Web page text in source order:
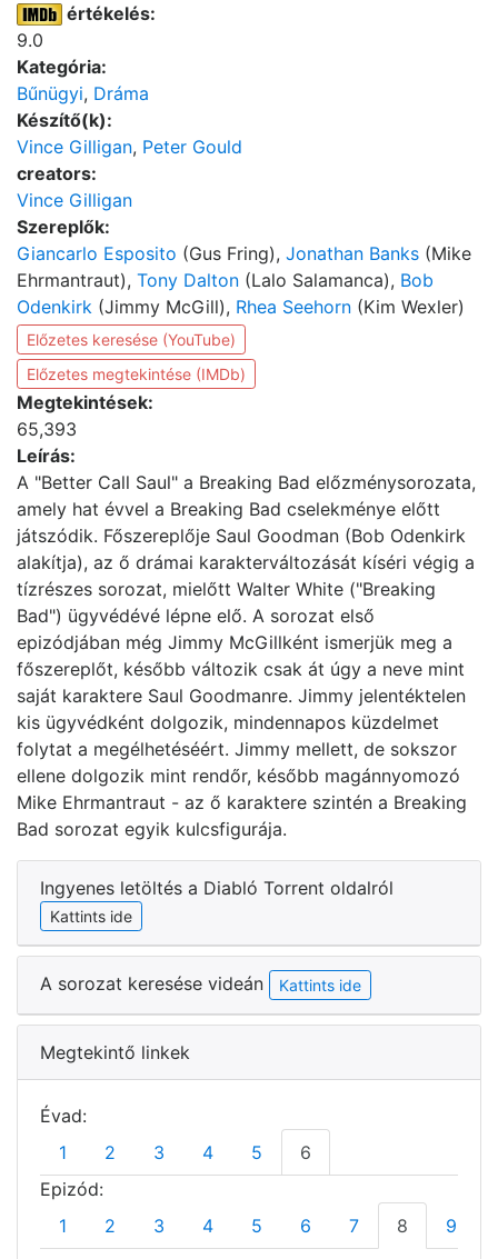
értékelés:
9.0
Kategória:
Bűnügyi, Dráma
Készítő(k):
Vince Gilligan, Peter Gould
creators:
Vince Gilligan
Szereplők:
Giancarlo Esposito (Gus Fring), Jonathan Banks (Mike
Ehrmantraut), Tony Dalton (Lalo Salamanca), Bob
Odenkirk (Jimmy McGill), Rhea Seehorn (Kim Wexler)
Előzetes keresése (YouTube)
Előzetes megtekintése (IMDb)
Megtekintések:
65,393
Leírás:
A "Better Call Saul" a Breaking Bad előzménysorozata,
amely hat évvel a Breaking Bad cselekménye előtt
játszódik. Főszereplője Saul Goodman (Bob Odenkirk
alakítja), az ő drámai karakterváltozását kíséri végig a
tízrészes sorozat, mielőtt Walter White ("Breaking
Bad") ügyvédévé lépne elő. A sorozat első
epizódjában még Jimmy McGillként ismerjük meg a
főszereplőt, később változik csak át úgy a neve mint
saját karaktere Saul Goodmanre. Jimmy jelentéktelen
kis ügyvédként dolgozik, mindennapos küzdelmet
folytat a megélhetéséért. Jimmy mellett, de sokszor
ellene dolgozik mint rendőr, később magánnyomozó
Mike Ehrmantraut - az ő karaktere szintén a Breaking
Bad sorozat egyik kulcsfigurája.
Ingyenes letöltés a Diabló Torrent oldalról
Kattints ide
A sorozat keresése videán Kattints ide
Megtekintő linkek
Évad:
1
2 3 4 5
6
Epizód:
1
2 3 4 5 6 7 8 9